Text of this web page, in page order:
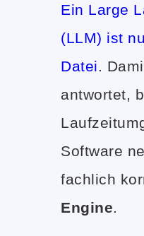
Ein Large
(LLM) ist
Datei.
antwortet,
Software
fachlich
Engine.